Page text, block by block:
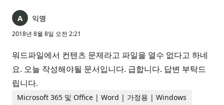
익명
2018년 8월 8일 오전 2:21
워드파일에서 컨텐츠 문제라고 파일을 열수 없다고 하네
요. 오늘 작성해야될 문서입니다. 급합니다. 답변 부탁드
립니다.
Microsoft 365 및 Office | Word | 가정용 | Windows